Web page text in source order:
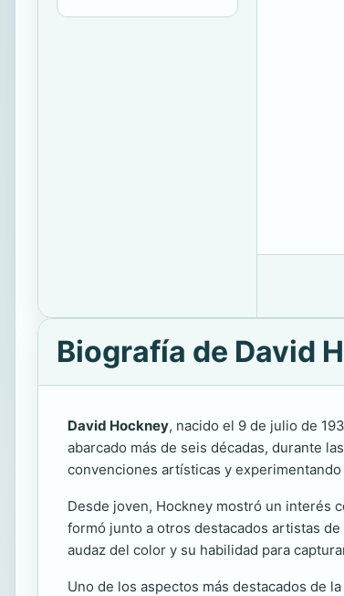
Biografía de David
David Hockney, nacido el 9 de julio de
abarcado más de seis décadas, durante
convenciones artísticas y
Desde joven, Hockney mostró un interés
formó junto a otros destacados artistas
audaz del color y su habilidad para
Uno de los aspectos más destacados de